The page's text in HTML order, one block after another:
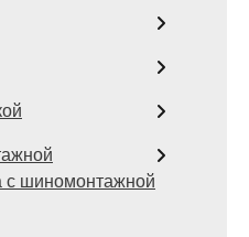
с шиномонтажной